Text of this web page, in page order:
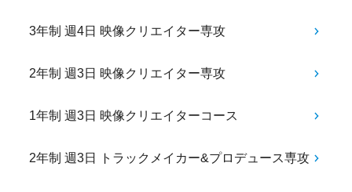
3年制 週4日 映像クリエイター専攻
2年制 週3日 映像クリエイター専攻
1年制 週3日 映像クリエイターコース
2年制 週3日 トラックメイカー&プロデュース専攻